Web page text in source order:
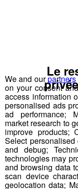
sans agents
frottez
Le séchage à
vêtement.
épais, loin d'une
linge, même à
frottements qui
pas le choix,
Réduisez la
astuces simples.
usage,
We and ourpartners
on your consent
access information
personalised ads
ad performance;
market research to
improve products;
Select personalised
and debug;
technologies may
and browsing data
scan device
geolocation data;
Le